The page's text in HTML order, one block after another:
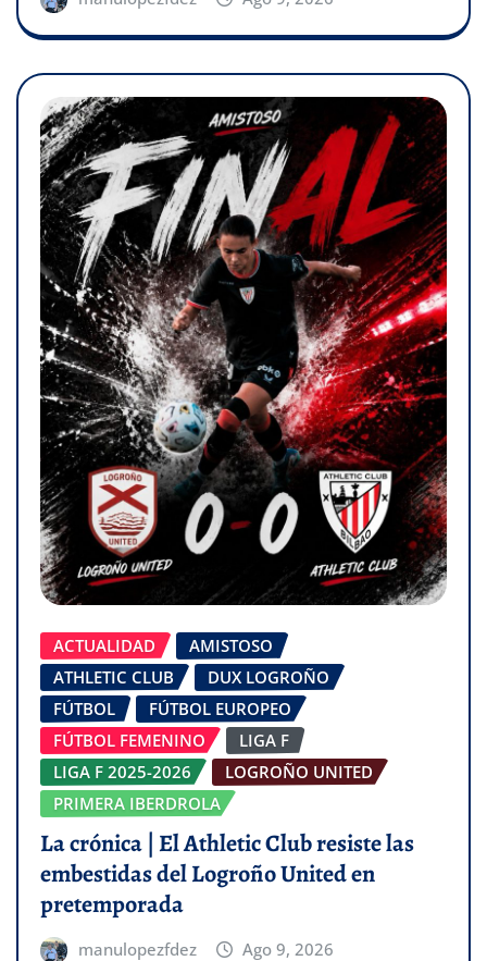
ACTUALIDAD
AMISTOSO
ATHLETIC CLUB
DUX LOGROÑO
FÚTBOL
FÚTBOL EUROPEO
FÚTBOL FEMENINO
LIGA F
LIGA F 2025-2026
LOGROÑO UNITED
PRIMERA IBERDROLA
La crónica | El Athletic Club resiste las
embestidas del Logroño United en
pretemporada
manulopezfdez Ago 9, 2026